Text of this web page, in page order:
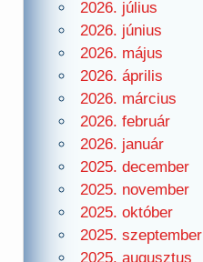
2026. július
2026. június
2026. május
2026. április
2026. március
2026. február
2026. január
2025. december
2025. november
2025. október
2025. szeptember
2025. augusztus